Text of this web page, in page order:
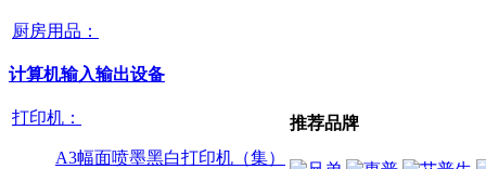
厨房用品：
计算机输入输出设备
打印机：
A3幅面喷墨黑白打印机（集）
推荐品牌